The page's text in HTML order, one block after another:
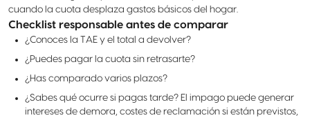
cuando la cuota desplaza gastos básicos del hogar.
Checklist responsable antes de comparar
¿Conoces la TAE y el total a devolver?
¿Puedes pagar la cuota sin retrasarte?
¿Has comparado varios plazos?
¿Sabes qué ocurre si pagas tarde? El impago puede generar
intereses de demora, costes de reclamación si están previstos,